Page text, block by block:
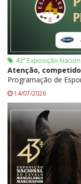
43ª Exposição
Atenção,
Programação de
14/07/2026